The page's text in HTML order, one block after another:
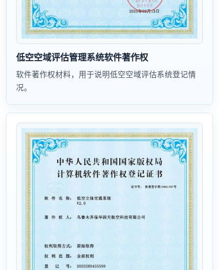
低空空域评估管理系统软件著作权
软件著作权材料，用于说明低空空域评估系统登记情
况。